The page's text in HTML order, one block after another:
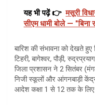
यह भी पढ़ें 👉 मसूरी
सीएम धामी बोले —
बारिश की संभावना को देखते हुए
टिहरी, बागेश्वर, पौड़ी,
जिला प्रशासन ने 2 सितंबर
निजी स्कूलों और आंगनबाड़ी
आदेश कक्षा 1 से 12 तक के लिए